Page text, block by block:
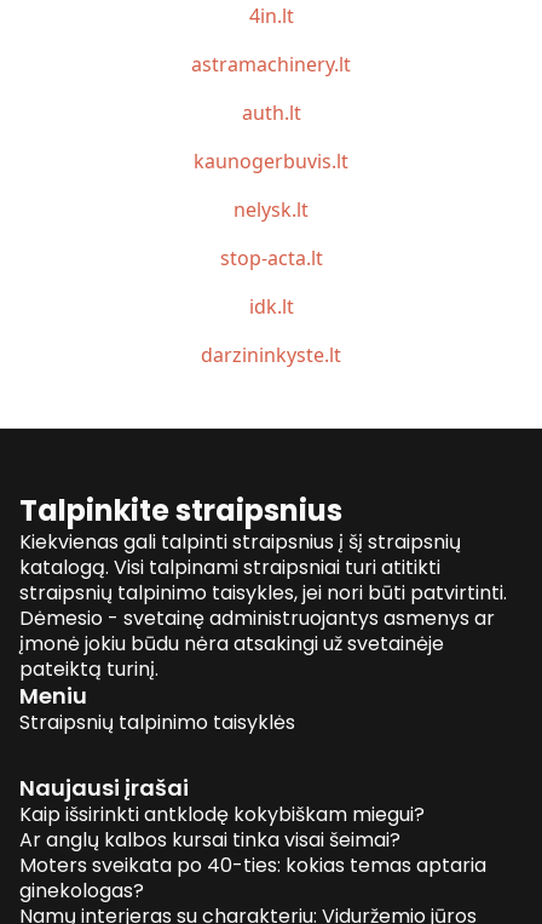
4in.lt
astramachinery.lt
auth.lt
kaunogerbuvis.lt
nelysk.lt
stop-acta.lt
idk.lt
darzininkyste.lt
Talpinkite straipsnius
Kiekvienas gali talpinti straipsnius į šį straipsnių
katalogą. Visi talpinami straipsniai turi atitikti
straipsnių talpinimo taisykles, jei nori būti patvirtinti.
Dėmesio - svetainę administruojantys asmenys ar
įmonė jokiu būdu nėra atsakingi už svetainėje
pateiktą turinį.
Meniu
Straipsnių talpinimo taisyklės
Naujausi įrašai
Kaip išsirinkti antklodę kokybiškam miegui?
Ar anglų kalbos kursai tinka visai šeimai?
Moters sveikata po 40-ties: kokias temas aptaria
ginekologas?
Namų interjeras su charakteriu: Viduržemio jūros